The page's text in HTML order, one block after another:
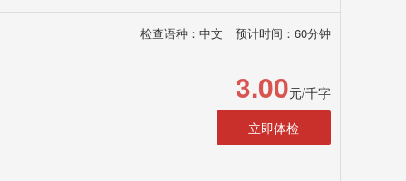
检查语种：中文 预计时间：60分钟
3.00元/千字
立即体检